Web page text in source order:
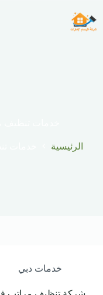
إلى
المحتوى
الرئيسية
خدمات دبي